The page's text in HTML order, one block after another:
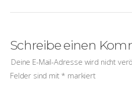
Schreibe einen
Deine E-Mail-Adresse wird nicht
Felder sind mit * markiert